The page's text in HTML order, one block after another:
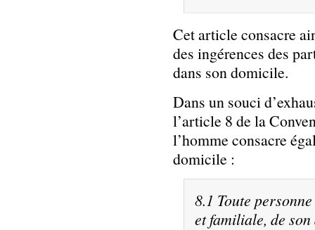
Cet article consacre
des ingérences des
dans son domicile.
Dans un souci
l’article 8 de la
l’homme consacre
domicile :
8.1 Toute
et familiale, de